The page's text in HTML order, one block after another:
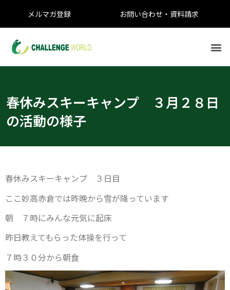
メルマガ登録 お問い合わせ・資料請求
春休みスキーキャンプ ３月２８日
の活動の様子
春休みスキーキャンプ ３日目
ここ妙高赤倉では昨晩から雪が降っています
朝 ７時にみんな元気に起床
昨日教えてもらった体操を行って
７時３０分から朝食